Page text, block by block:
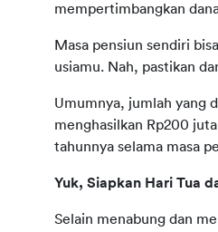
mempertimbangkan
Masa pensiun sendiri
usiamu. Nah, pastikan
Umumnya, jumlah yang
menghasilkan Rp200
tahunnya selama masa
Yuk, Siapkan Hari Tua
Selain menabung dan